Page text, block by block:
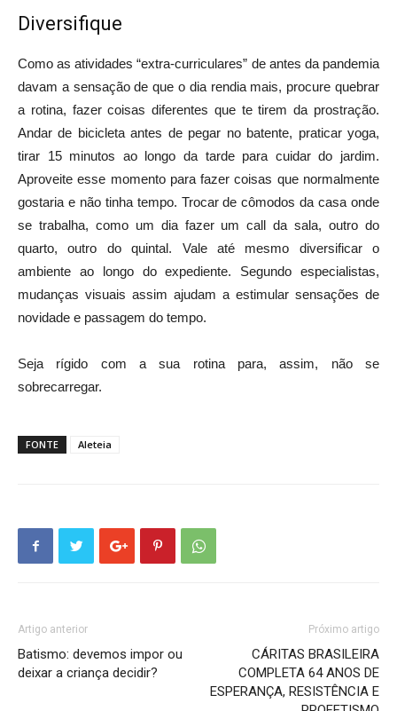
Diversifique
Como as atividades “extra-curriculares” de antes da pandemia
davam a sensação de que o dia rendia mais, procure quebrar
a rotina, fazer coisas diferentes que te tirem da prostração.
Andar de bicicleta antes de pegar no batente, praticar yoga,
tirar 15 minutos ao longo da tarde para cuidar do jardim.
Aproveite esse momento para fazer coisas que normalmente
gostaria e não tinha tempo. Trocar de cômodos da casa onde
se trabalha, como um dia fazer um call da sala, outro do
quarto, outro do quintal. Vale até mesmo diversificar o
ambiente ao longo do expediente. Segundo especialistas,
mudanças visuais assim ajudam a estimular sensações de
novidade e passagem do tempo.
Seja rígido com a sua rotina para, assim, não se
sobrecarregar.
FONTE Aleteia
Artigo anterior
Batismo: devemos impor ou
deixar a criança decidir?
Próximo artigo
CÁRITAS BRASILEIRA
COMPLETA 64 ANOS DE
ESPERANÇA, RESISTÊNCIA E